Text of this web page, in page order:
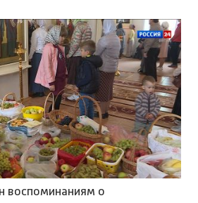
воспоминаниям о